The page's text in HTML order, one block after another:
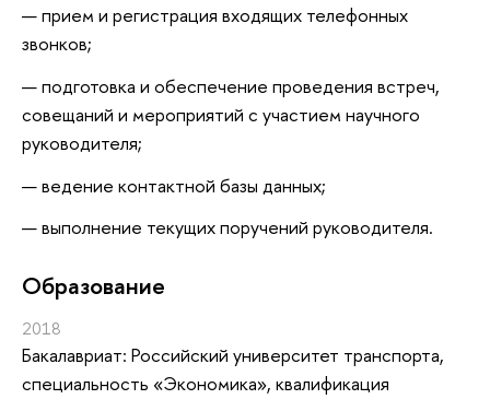
прием и регистрация входящих телефонных
звонков;
подготовка и обеспечение проведения встреч,
совещаний и мероприятий с участием научного
руководителя;
ведение контактной базы данных;
выполнение текущих поручений руководителя.
Oбразование
2018
Бакалавриат: Российский университет транспорта,
специальность «Экономика», квалификация